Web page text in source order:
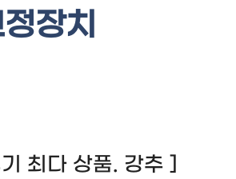
장치
최다 상품. 강추 ]